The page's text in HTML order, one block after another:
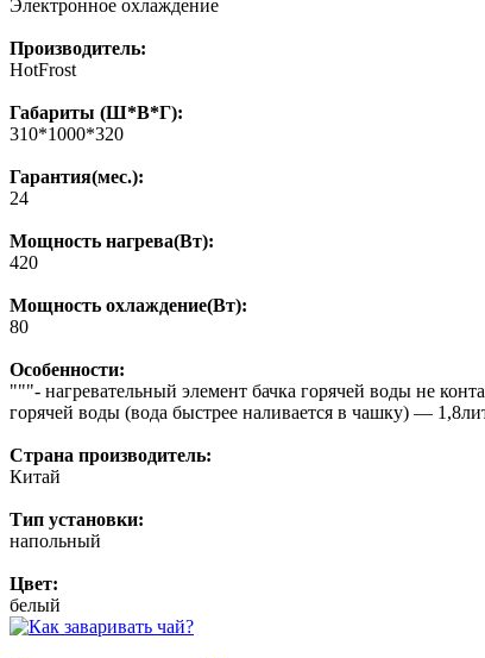
Электронное охлаждение
Производитель:
HotFrost
Габариты (Ш*В*Г):
310*1000*320
Гарантия(мес.):
24
Мощность нагрева(Вт):
420
Мощность охлаждение(Вт):
80
Особенности:
"""- нагревательный элемент бачка горячей воды не
горячей воды (вода быстрее наливается в чашку) —
Страна производитель:
Китай
Тип установки:
напольный
Цвет:
белый